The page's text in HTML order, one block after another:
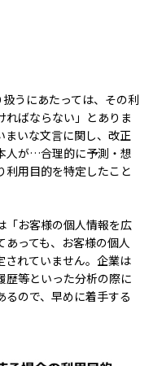
うにあたっては、その利
ばならない」とありま
まいな文言に関し、改正
人が…合理的に予測・想
用目的を特定したこと
「お客様の個人情報を広
っても、お客様の個人
されていません。企業は
歴等といった分析の際に
ので、早めに着手する